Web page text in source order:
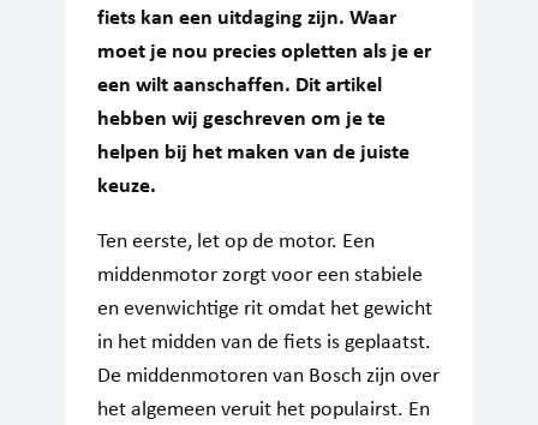
fiets kan een uitdaging zijn. Waar
moet je nou precies opletten als je er
een wilt aanschaffen. Dit artikel
hebben wij geschreven om je te
helpen bij het maken van de juiste
keuze.
Ten eerste, let op de motor. Een
middenmotor zorgt voor een stabiele
en evenwichtige rit omdat het gewicht
in het midden van de fiets is geplaatst.
De middenmotoren van Bosch zijn over
het algemeen veruit het populairst. En